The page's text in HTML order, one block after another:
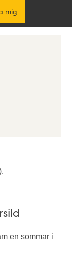
mig
en sommar i